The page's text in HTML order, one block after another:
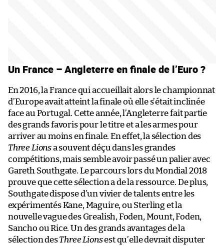
Un France – Angleterre en finale de l’Euro ?
En 2016, la France qui accueillait alors le championnat
d’Europe avait atteint la finale où elle s’était inclinée
face au Portugal. Cette année, l’Angleterre fait partie
des grands favoris pour le titre et a les armes pour
arriver au moins en finale. En effet, la sélection des
Three Lionsa souvent déçu dans les grandes
compétitions, mais semble avoir passé un palier avec
Gareth Southgate. Le parcours lors du Mondial 2018
prouve que cette sélection a de la ressource. De plus,
Southgate dispose d’un vivier de talents entre les
expérimentés Kane, Maguire, ou Sterling et la
nouvelle vague des Grealish, Foden, Mount, Foden,
Sancho ou Rice. Un des grands avantages de la
sélection desThree Lionsest qu’elle devrait disputer